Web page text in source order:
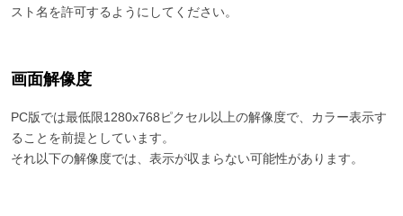
スト名を許可するようにしてください。
画面解像度
PC版では最低限1280x768ピクセル以上の解像度で、カラー表示す
ることを前提としています。
それ以下の解像度では、表示が収まらない可能性があります。